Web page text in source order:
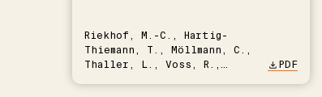
Riekhof, M.-C., Hartig-
Thiemann, T., Möllmann, C.,
Thaller, L., Voss, R.,
PDF